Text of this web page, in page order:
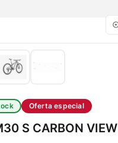
Oferta especial
S CARBON VIEW